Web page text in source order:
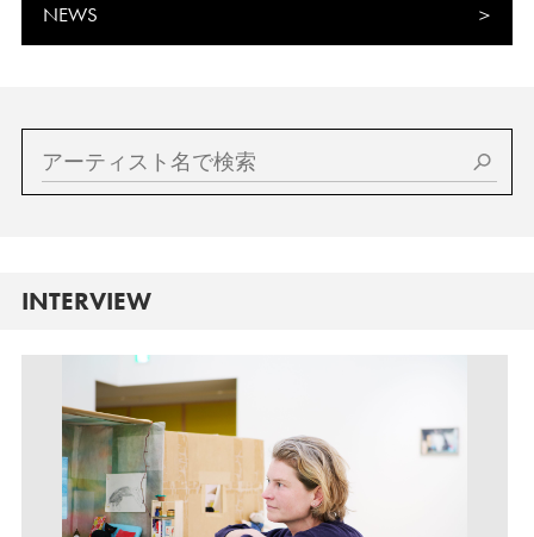
NEWS
INTERVIEW